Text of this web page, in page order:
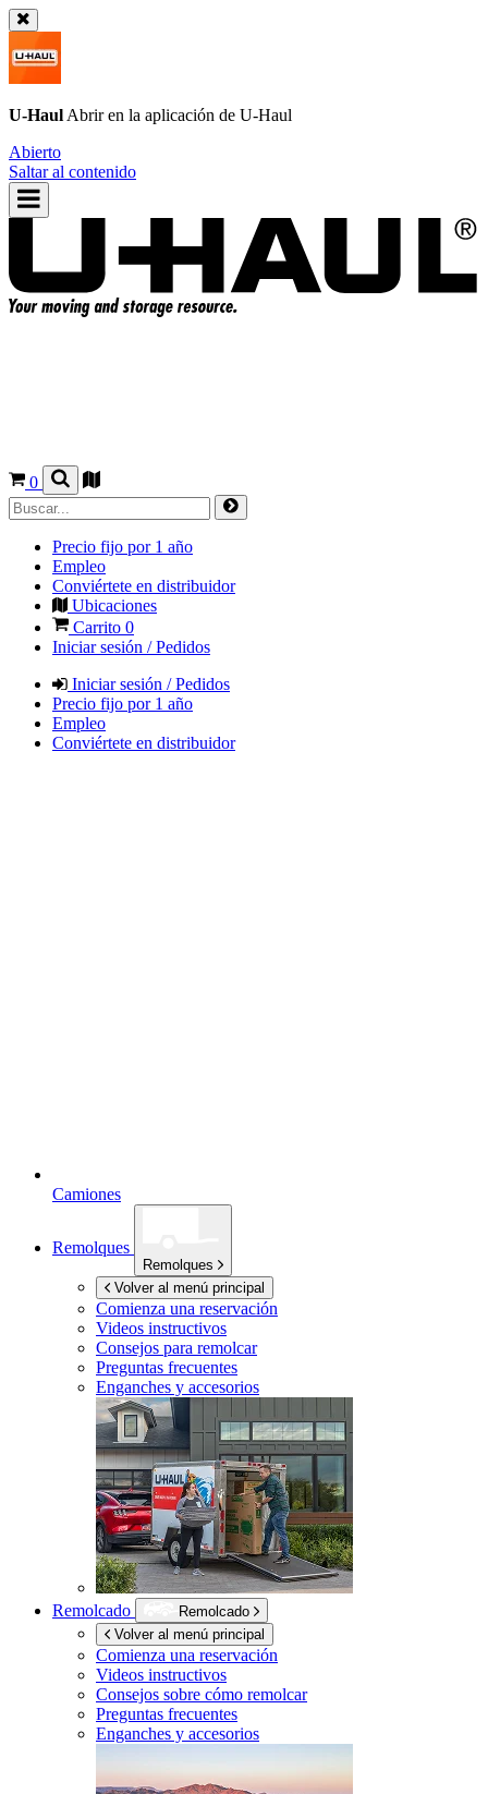
U-Haul Abrir en la aplicación de U-Haul
Abierto
Saltar al contenido
0
Precio fijo por 1 año
Empleo
Conviértete en distribuidor
Ubicaciones
Carrito 0
Iniciar sesión / Pedidos
Iniciar sesión / Pedidos
Precio fijo por 1 año
Empleo
Conviértete en distribuidor
Camiones
Remolques
Remolques
Volver al menú principal
Comienza una reservación
Videos instructivos
Consejos para remolcar
Preguntas frecuentes
Enganches y accesorios
Remolcado
Remolcado
Volver al menú principal
Comienza una reservación
Videos instructivos
Consejos sobre cómo remolcar
Preguntas frecuentes
Enganches y accesorios